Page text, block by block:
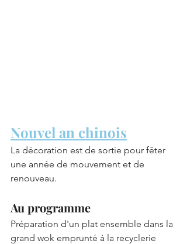
Nouvel an chinois
La décoration est de sortie pour fêter
une année de mouvement et de
renouveau.
Au programme
Préparation d'un plat ensemble dans la
grand wok emprunté à la recyclerie